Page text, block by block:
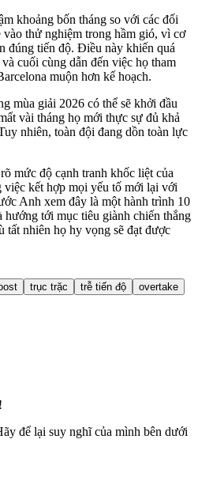
khoảng bốn tháng so với các đối
thử nghiệm trong hầm gió, vì cơ
đúng tiến độ. Điều này khiến quá
cuối cùng dẫn đến việc họ tham
muộn hơn kế hoạch.
mùa giải 2026 có thể sẽ khởi đầu
vài tháng họ mới thực sự đủ khả
nhiên, toàn đội đang dồn toàn lực
mức độ cạnh tranh khốc liệt của
việc kết hợp mọi yếu tố mới lại với
Anh xem đây là một hành trình 10
hướng tới mục tiêu giành chiến thắng
tất nhiên họ hy vọng sẽ đạt được
trục trặc trễ tiến độ
overtake
để lại suy nghĩ của mình bên dưới